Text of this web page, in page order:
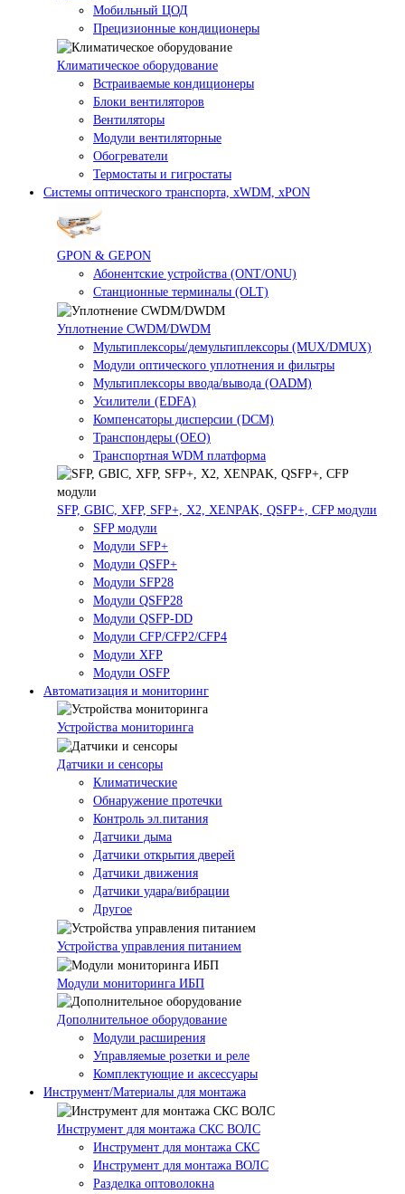
Мобильный ЦОД
Прецизионные кондиционеры
Климатичeское оборудование
Встраиваемые кондиционеры
Блоки вентиляторов
Вентиляторы
Модули вентиляторные
Обогреватели
Термостаты и гигростаты
Системы оптического транспорта, xWDM, xPON
GPON & GEPON
Абонентские устройства (ONT/ONU)
Станционные терминалы (OLT)
Уплотнение CWDM/DWDM
Мультиплексоры/демультиплексоры (MUX/DMUX)
Модули оптического уплотнения и фильтры
Мультиплексоры ввода/вывода (OADM)
Усилители (EDFA)
Компенсаторы дисперсии (DCM)
Транспондеры (OEO)
Транспортная WDM платформа
SFP, GBIC, XFP, SFP+, X2, XENPAK, QSFP+, CFP модули
SFP модули
Модули SFP+
Модули QSFP+
Модули SFP28
Модули QSFP28
Модули QSFP-DD
Модули CFP/CFP2/CFP4
Модули XFP
Модули OSFP
Автоматизация и мониторинг
Устройства мониторинга
Датчики и сенсоры
Климатические
Обнаружение протечки
Контроль эл.питания
Датчики дыма
Датчики открытия дверей
Датчики движения
Датчики удара/вибрации
Другое
Устройства управления питанием
Модули мониторинга ИБП
Дополнительное оборудование
Модули расширения
Управляемые розетки и реле
Комплектующие и аксессуары
Инструмент/Материалы для монтажа
Инструмент для монтажа СКС ВОЛС
Инструмент для монтажа СКС
Инструмент для монтажа ВОЛС
Разделка оптоволокна